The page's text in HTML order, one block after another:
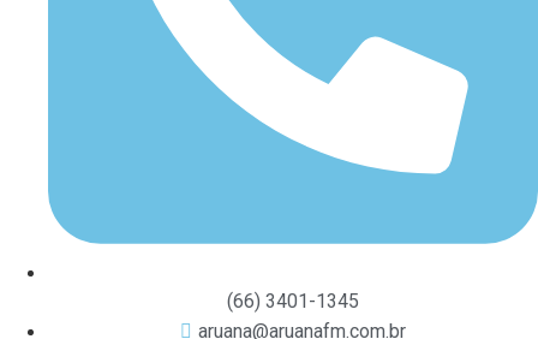
(66) 3401-1345
aruana@aruanafm.com.br